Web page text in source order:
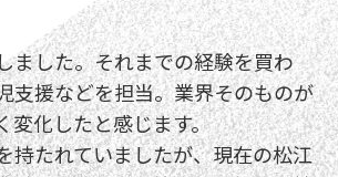
ました。それまでの経験を買わ
支援などを担当。業界そのものが
変化したと感じます。
たれていましたが、現在の松江